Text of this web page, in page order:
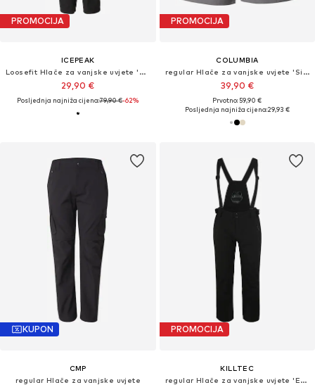
PROMOCIJA
ICEPEAK
Loosefit Hlače za vanjske uvjete 'BLEVINS'
29,90 €
Posljednja najniža cijena:79,90 €-62%
PROMOCIJA
COLUMBIA
regular Hlače za vanjske uvjete 'Silver Ridge™'
39,90 €
Prvotno: 59,90 €
Posljednja najniža cijena:29,93 €
KUPON
CMP
regular Hlače za vanjske uvjete
PROMOCIJA
KILLTEC
regular Hlače za vanjske uvjete 'Enosh'